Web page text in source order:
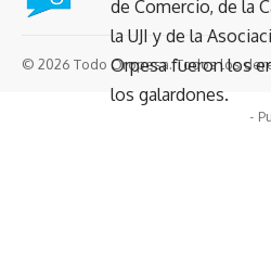
de Comercio, de la
la UJI y de la
Orpesa fueron los
los galardones.
-
© 2026 Todo Oropesa. Todos los